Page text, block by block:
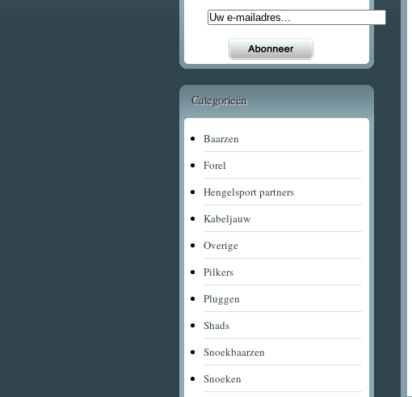
Categorieën
Baarzen
Forel
Hengelsport partners
Kabeljauw
Overige
Pilkers
Pluggen
Shads
Snoekbaarzen
Snoeken